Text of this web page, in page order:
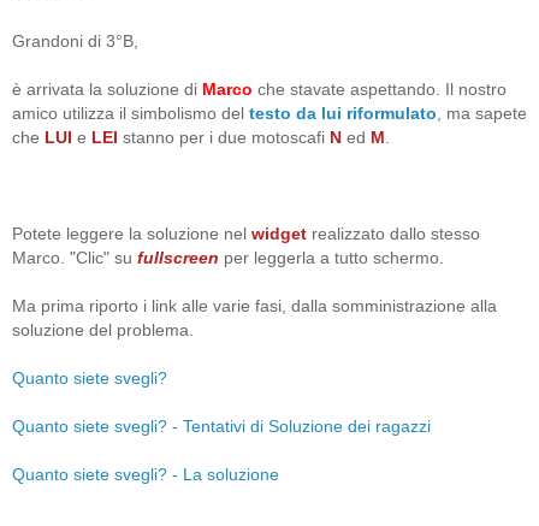
Grandoni di 3°B,
è arrivata la soluzione di Marco che stavate aspettando. Il nostro
amico utilizza il simbolismo del testo da lui riformulato , ma sapete
che LUI e LEI stanno per i due motoscafi N ed M
Potete leggere la soluzione nel widget realizzato dallo stesso
Marco. "Clic" su fullscreen per leggerla a tutto schermo.
Ma prima riporto i link alle varie fasi, dalla somministrazione alla
soluzione del problema.
Quanto siete svegli?
Quanto siete svegli? - Tentativi di Soluzione dei ragazzi
Quanto siete svegli? - La soluzione